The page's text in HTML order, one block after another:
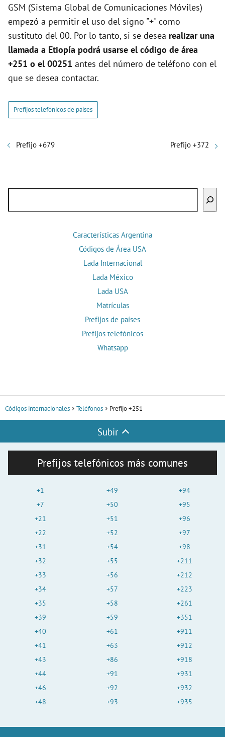
GSM (Sistema Global de Comunicaciones Móviles)
empezó a permitir el uso del signo "+" como
sustituto del 00. Por lo tanto, si se desea realizar una
llamada a Etiopía podrá usarse el código de área
+251 o el 00251 antes del número de teléfono con el
que se desea contactar.
Prefijos telefónicos de países
Prefijo +679 Prefijo +372
Características Argentina
Códigos de Área USA
Lada Internacional
Lada México
Lada USA
Matrículas
Prefijos de países
Prefijos telefónicos
Whatsapp
Códigos internacionales Teléfonos Prefijo +251
Subir
Prefijos telefónicos más comunes
+1
+7
+21
+22
+31
+32
+33
+34
+35
+39
+40
+41
+43
+44
+46
+48
+49
+50
+51
+52
+54
+55
+56
+57
+58
+59
+61
+63
+86
+91
+92
+93
+94
+95
+96
+97
+98
+211
+212
+223
+261
+351
+911
+912
+918
+931
+932
+935